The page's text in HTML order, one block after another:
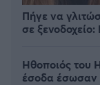
Πήγε να
σε
Ηθοποιός του
έσοδα έσωσαν